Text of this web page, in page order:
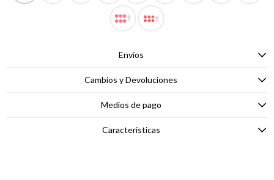
Envíos
Cambios y Devoluciones
Medios de pago
Características